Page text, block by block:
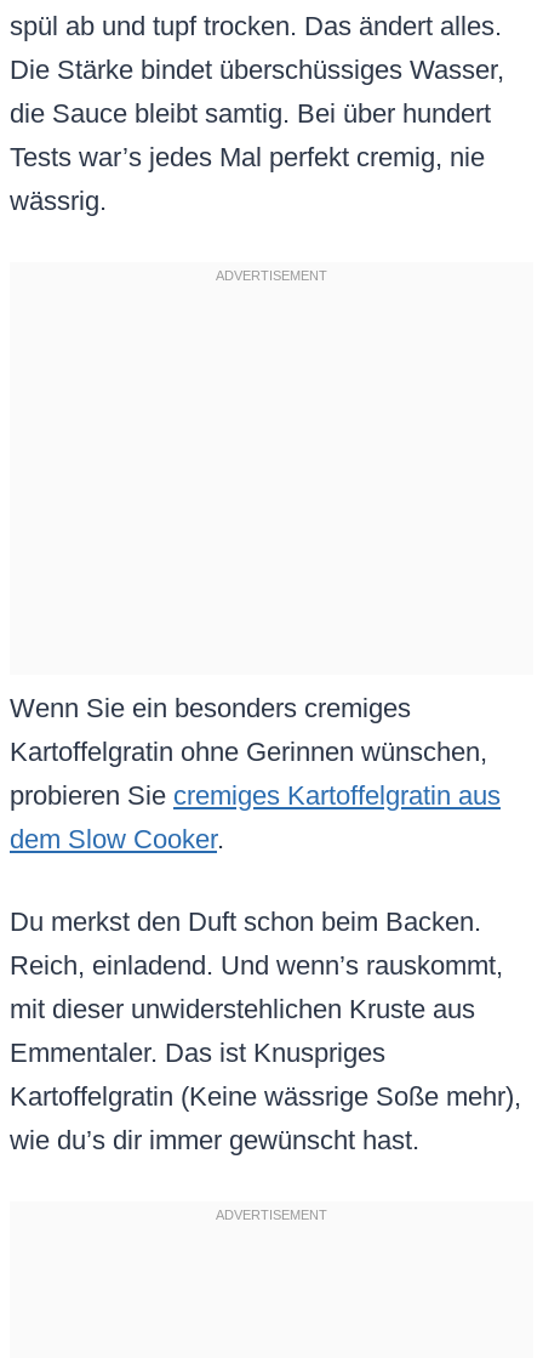
spül ab und tupf trocken. Das ändert alles.
Die Stärke bindet überschüssiges Wasser,
die Sauce bleibt samtig. Bei über hundert
Tests war’s jedes Mal perfekt cremig, nie
wässrig.
Wenn Sie ein besonders cremiges
Kartoffelgratin ohne Gerinnen wünschen,
probieren Sie cremiges Kartoffelgratin aus
dem Slow Cooker.
Du merkst den Duft schon beim Backen.
Reich, einladend. Und wenn’s rauskommt,
mit dieser unwiderstehlichen Kruste aus
Emmentaler. Das ist Knuspriges
Kartoffelgratin (Keine wässrige Soße mehr),
wie du’s dir immer gewünscht hast.